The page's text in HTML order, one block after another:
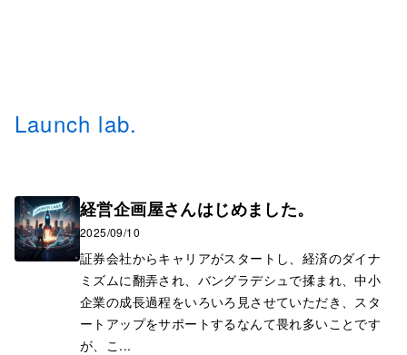
Launch lab.
経営企画屋さんはじめました。
2025/09/10
証券会社からキャリアがスタートし、経済のダイナ
ミズムに翻弄され、バングラデシュで揉まれ、中小
企業の成長過程をいろいろ見させていただき、スタ
ートアップをサポートするなんて畏れ多いことです
が、こ...